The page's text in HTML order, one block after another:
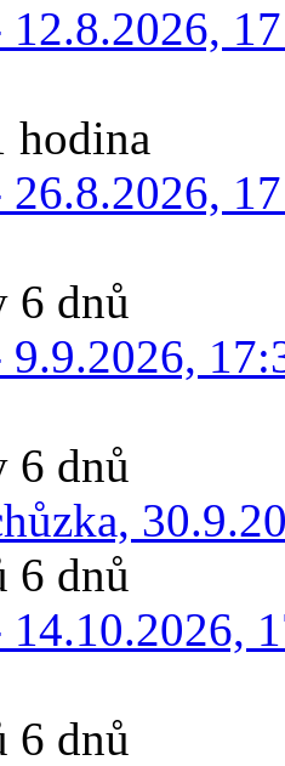
hodina
6 dnů
6 dnů
6 dnů
6 dnů